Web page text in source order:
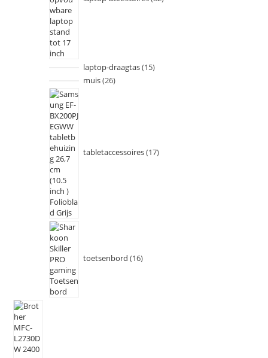
laptop-draagtas 15
muis 26
tabletaccessoires 17
toetsenbord 16